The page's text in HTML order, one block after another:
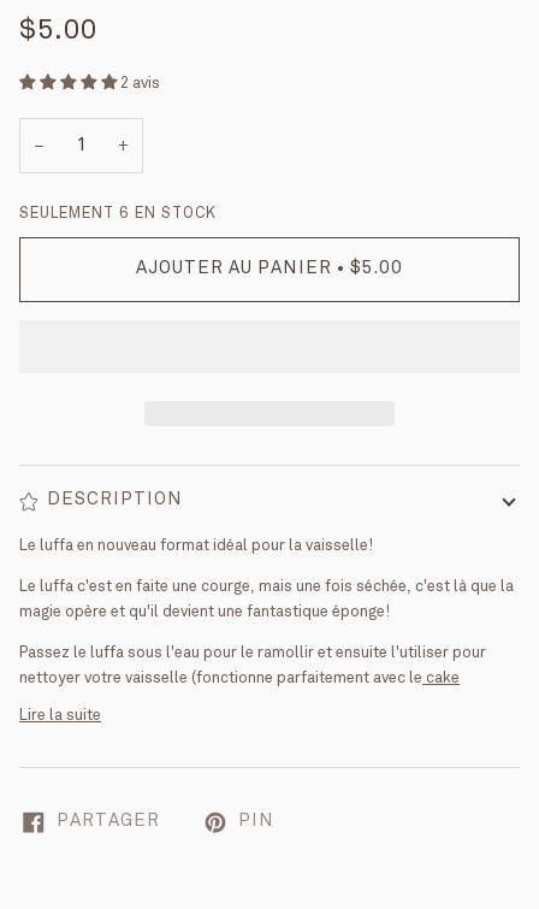
$5.00
2 avis
− +
SEULEMENT 6 EN STOCK
AJOUTER AU PANIER • $5.00
DESCRIPTION
Le luffa en nouveau format idéal pour la vaisselle!
Le luffa c'est en faite une courge, mais une fois séchée, c'est là que la
magie opère et qu'il devient une fantastique éponge!
Passez le luffa sous l'eau pour le ramollir et ensuite l'utiliser pour
nettoyer votre vaisselle (fonctionne parfaitement avec le cake
Lire la suite
PARTAGER PIN